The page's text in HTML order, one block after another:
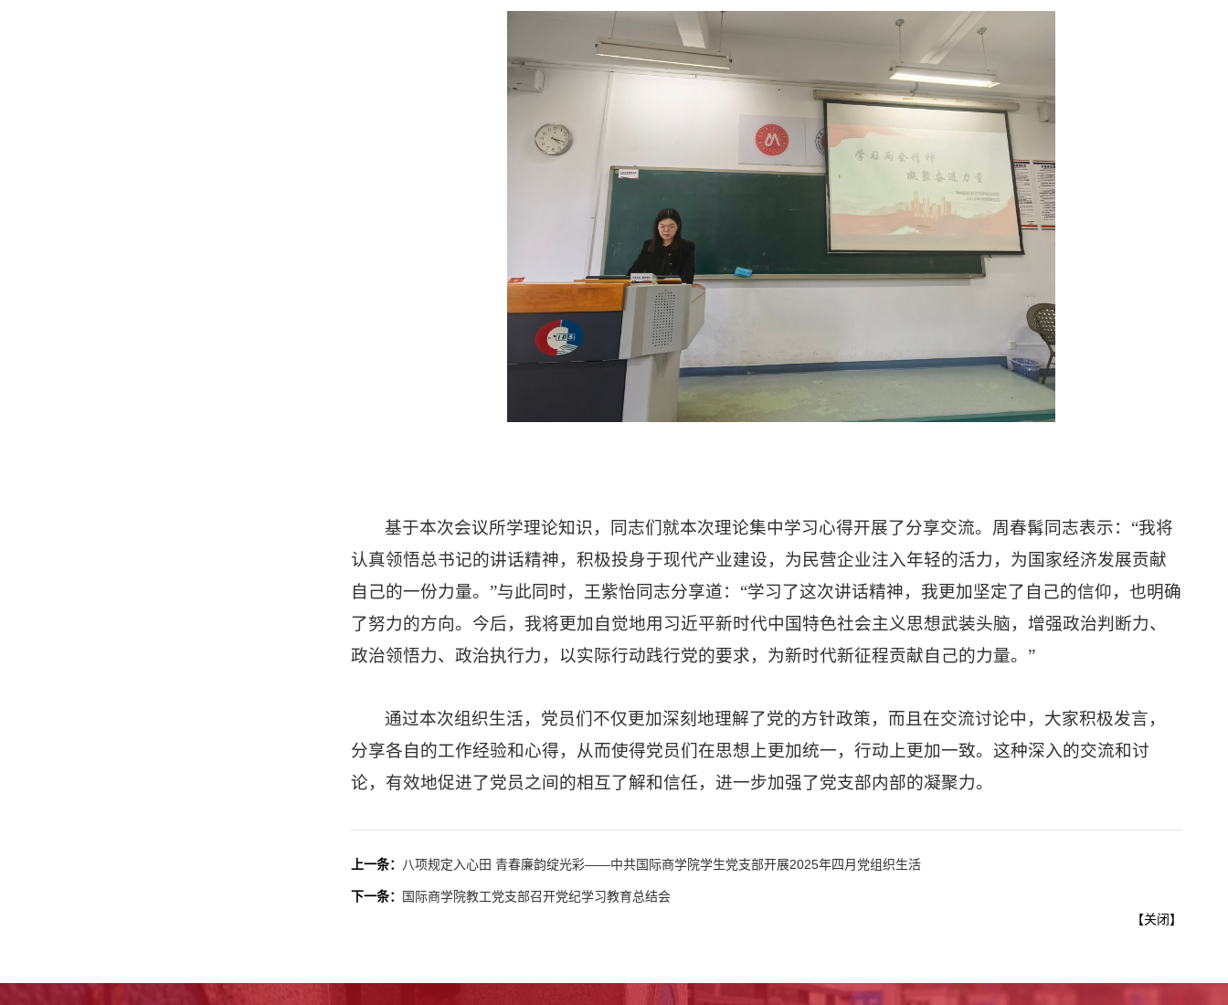
基于本次会议所学理论知识， 同志们就本次理论集中学习心得开展了分享交流。 周春髯同志表示：“我将
认真领悟总书记的讲话精神，积极投身于现代产业建设，为民营企业注入年轻的活力，为国家经济发展贡献
自己的一份力量。 ”与此同时， 王紫怡同志分享道：“学习了这次讲话精神，我更加坚定了自己的信仰，也明确
了努力的方向。今后，我将更加自觉地用习近平新时代中国特色社会主义思想武装头脑，增强政治判断力、
政治领悟力、政治执行力，以实际行动践行党的要求，为新时代新征程贡献自己的力量。”
通过本次组织生活，党员们不仅更加深刻地理解了党的方针政策，而且在交流讨论中，大家积极发言，
分享各自的工作经验和心得，从而使得党员们在思想上更加统一，行动上更加一致。这种深入的交流和讨
论，有效地促进了党员之间的相互了解和信任，进一步加强了党支部内部的凝聚力。
上一条： 八项规定入心田 青春廉韵绽光彩——中共国际商学院学生党支部开展2025年四月党组织生活
下一条：
国际商学院教工党支部召开党纪学习教育总结会
【关闭】